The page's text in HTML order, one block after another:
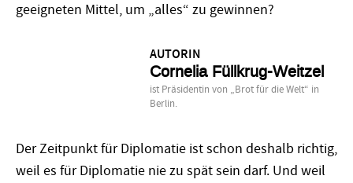
geeigneten Mittel, um „alles“ zu gewinnen?
AUTORIN
Cornelia Füllkrug-Weitzel
ist Präsidentin von „Brot für die Welt“ in
Berlin.
Der Zeitpunkt für Diplomatie ist schon deshalb richtig,
weil es für Diplomatie nie zu spät sein darf. Und weil